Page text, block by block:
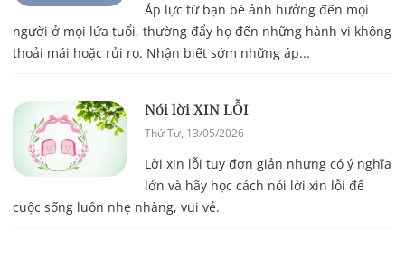
Áp lực từ bạn bè ảnh hưởng đến mọi
người ở mọi lứa tuổi, thường đẩy họ đến những hành vi không
thoải mái hoặc rủi ro. Nhận biết sớm những áp...
Nói lời XIN LỖI
Thứ Tư, 13/05/2026
Lời xin lỗi tuy đơn giản nhưng có ý nghĩa
lớn và hãy học cách nói lời xin lỗi để
cuộc sống luôn nhẹ nhàng, vui vẻ.